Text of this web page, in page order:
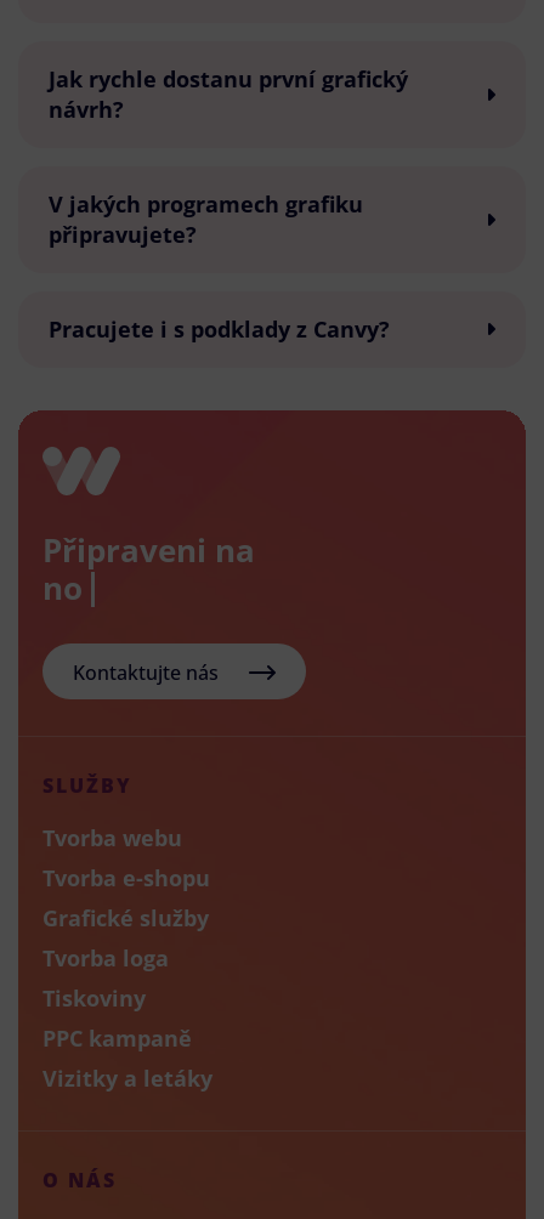
Jak rychle dostanu první grafický
návrh?
V jakých programech grafiku
připravujete?
Pracujete i s podklady z Canvy?
Připraveni na
nový e-
Kontaktujte nás
SLUŽBY
Tvorba webu
Tvorba e-shopu
Grafické služby
Tvorba loga
Tiskoviny
PPC kampaně
Vizitky a letáky
O NÁS